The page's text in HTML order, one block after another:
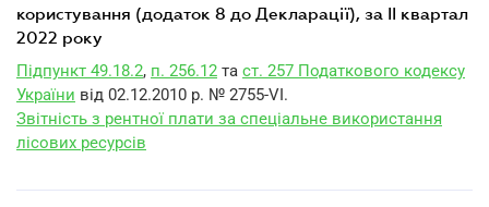
користування (додаток 8 до Декларації), за II квартал
2022 року
Підпункт 49.18.2, п. 256.12 та ст. 257 Податкового кодексу
України від 02.12.2010 р. № 2755-VI.
Звітність з рентної плати за спеціальне використання
лісових ресурсів